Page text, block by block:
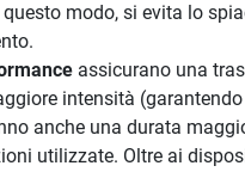
modo, si evita lo
assicurano una
intensità
anche una durata
utilizzate. Oltre ai